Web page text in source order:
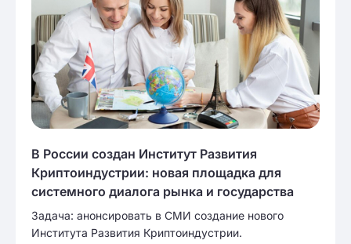
В России создан Институт Развития
Криптоиндустрии: новая площадка для
системного диалога рынка и государства
Задача: анонсировать в СМИ создание нового
Института Развития Криптоиндустрии.